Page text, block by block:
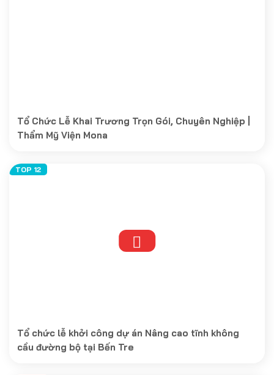
Tổ Chức Lễ Khai Trương Trọn Gói, Chuyên Nghiệp |
Thẩm Mỹ Viện Mona
Tổ chức lễ khởi công dự án Nâng cao tĩnh không
cầu đường bộ tại Bến Tre